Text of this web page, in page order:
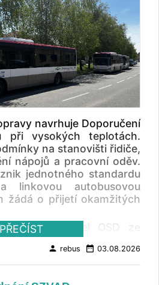
navrhuje Doporučení
při vysokých teplotách.
na stanovišti řidiče,
nápojů a pracovní oděv.
jednotného standardu
linkovou autobusovou
žádá o přijetí okamžitých
vycházel OSD ze
provozu a z vlastní ankety
řidiči městské, linkové,
dopravy. V anketě řidiči
PŘEČÍST
person rebus date_range 03.08.2026